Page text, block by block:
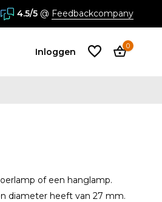
4.5/5 @ Feedbackcompany
Inloggen
0
of een hanglamp.
diameter heeft van 27 mm.